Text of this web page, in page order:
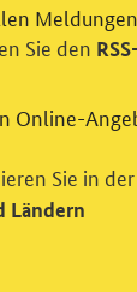
dieser Stelle
Sie den
Online-
Sie in der
Ländern